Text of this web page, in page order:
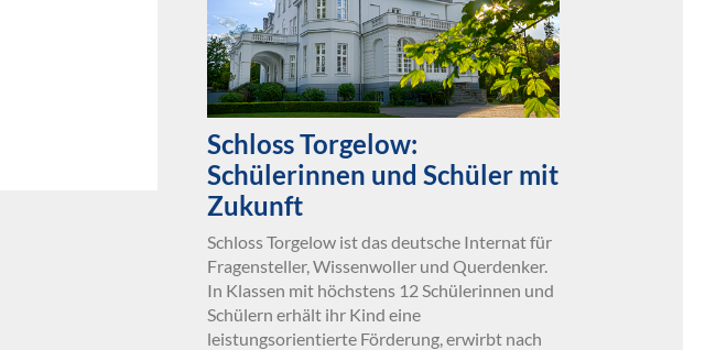
Schloss Torgelow:
Schülerinnen und Schüler mit
Zukunft
Schloss Torgelow ist das deutsche Internat für
Fragensteller, Wissenwoller und Querdenker.
In Klassen mit höchstens 12 Schülerinnen und
Schülern erhält ihr Kind eine
leistungsorientierte Förderung, erwirbt nach